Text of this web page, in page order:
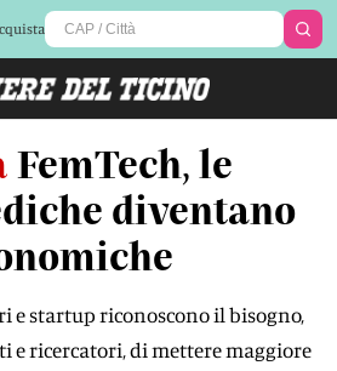
FemTech, le
diventano
e startup riconoscono il bisogno,
e ricercatori, di mettere maggiore